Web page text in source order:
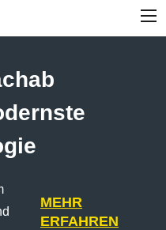
MEHR
ERFAHREN